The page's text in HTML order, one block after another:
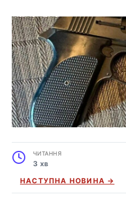
ЧИТАННЯ
3 хв
НАСТУПНА НОВИНА →